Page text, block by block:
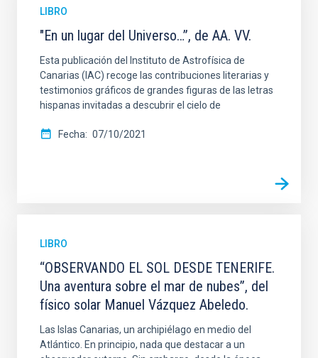
LIBRO
"En un lugar del Universo…”, de AA. VV.
Esta publicación del Instituto de Astrofísica de
Canarias (IAC) recoge las contribuciones literarias y
testimonios gráficos de grandes figuras de las letras
hispanas invitadas a descubrir el cielo de
Fecha 07/10/2021
LIBRO
“OBSERVANDO EL SOL DESDE TENERIFE.
Una aventura sobre el mar de nubes”, del
físico solar Manuel Vázquez Abeledo.
Las Islas Canarias, un archipiélago en medio del
Atlántico. En principio, nada que destacar a un